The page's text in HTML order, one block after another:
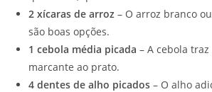
2 xícaras de arroz – O arroz branco
são boas opções.
1 cebola média picada – A cebola
marcante ao prato.
4 dentes de alho picados – O alho